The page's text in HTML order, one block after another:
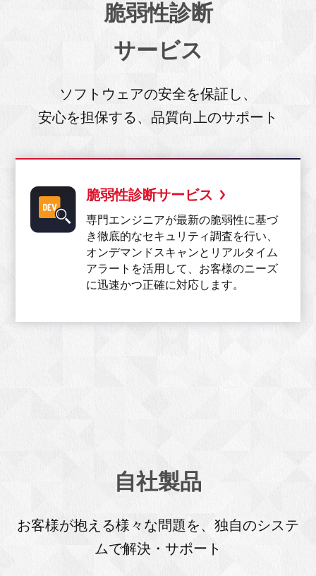
脆弱性診断
サービス
ソフトウェアの安全を保証し、
安心を担保する、品質向上のサポート
脆弱性診断サービス
専門エンジニアが最新の脆弱性に基づ
き徹底的なセキュリティ調査を行い、
オンデマンドスキャンとリアルタイム
アラートを活用して、お客様のニーズ
に迅速かつ正確に対応します。
自社製品
お客様が抱える様々な問題を、独自のシステ
ムで解決・サポート